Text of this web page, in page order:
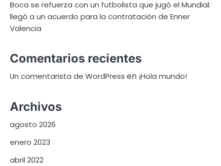
Boca se refuerza con un futbolista que jugó el Mundial:
llegó a un acuerdo para la contratación de Enner
Valencia
Comentarios recientes
Un comentarista de WordPress en ¡Hola mundo!
Archivos
agosto 2026
enero 2023
abril 2022